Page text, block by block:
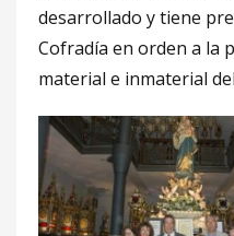
desarrollado y tiene
Cofradía en orden a la
material e inmaterial